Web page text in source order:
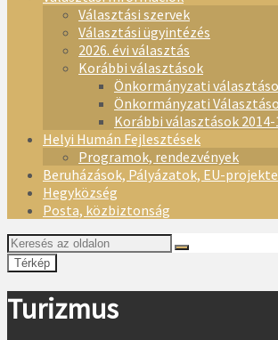
Választási szervek
Választási ügyintézés
2026. évi választás
Korábbi választások
Önkormányzati
Önkormányzati
Korábbi választások 2014-
Helyi Humán Fejlesztések
Programok, rendezvények
Beruházások, Pályázatok, EU-
Hegyközség
Posta, közbiztonság
Térkép
Turizmus